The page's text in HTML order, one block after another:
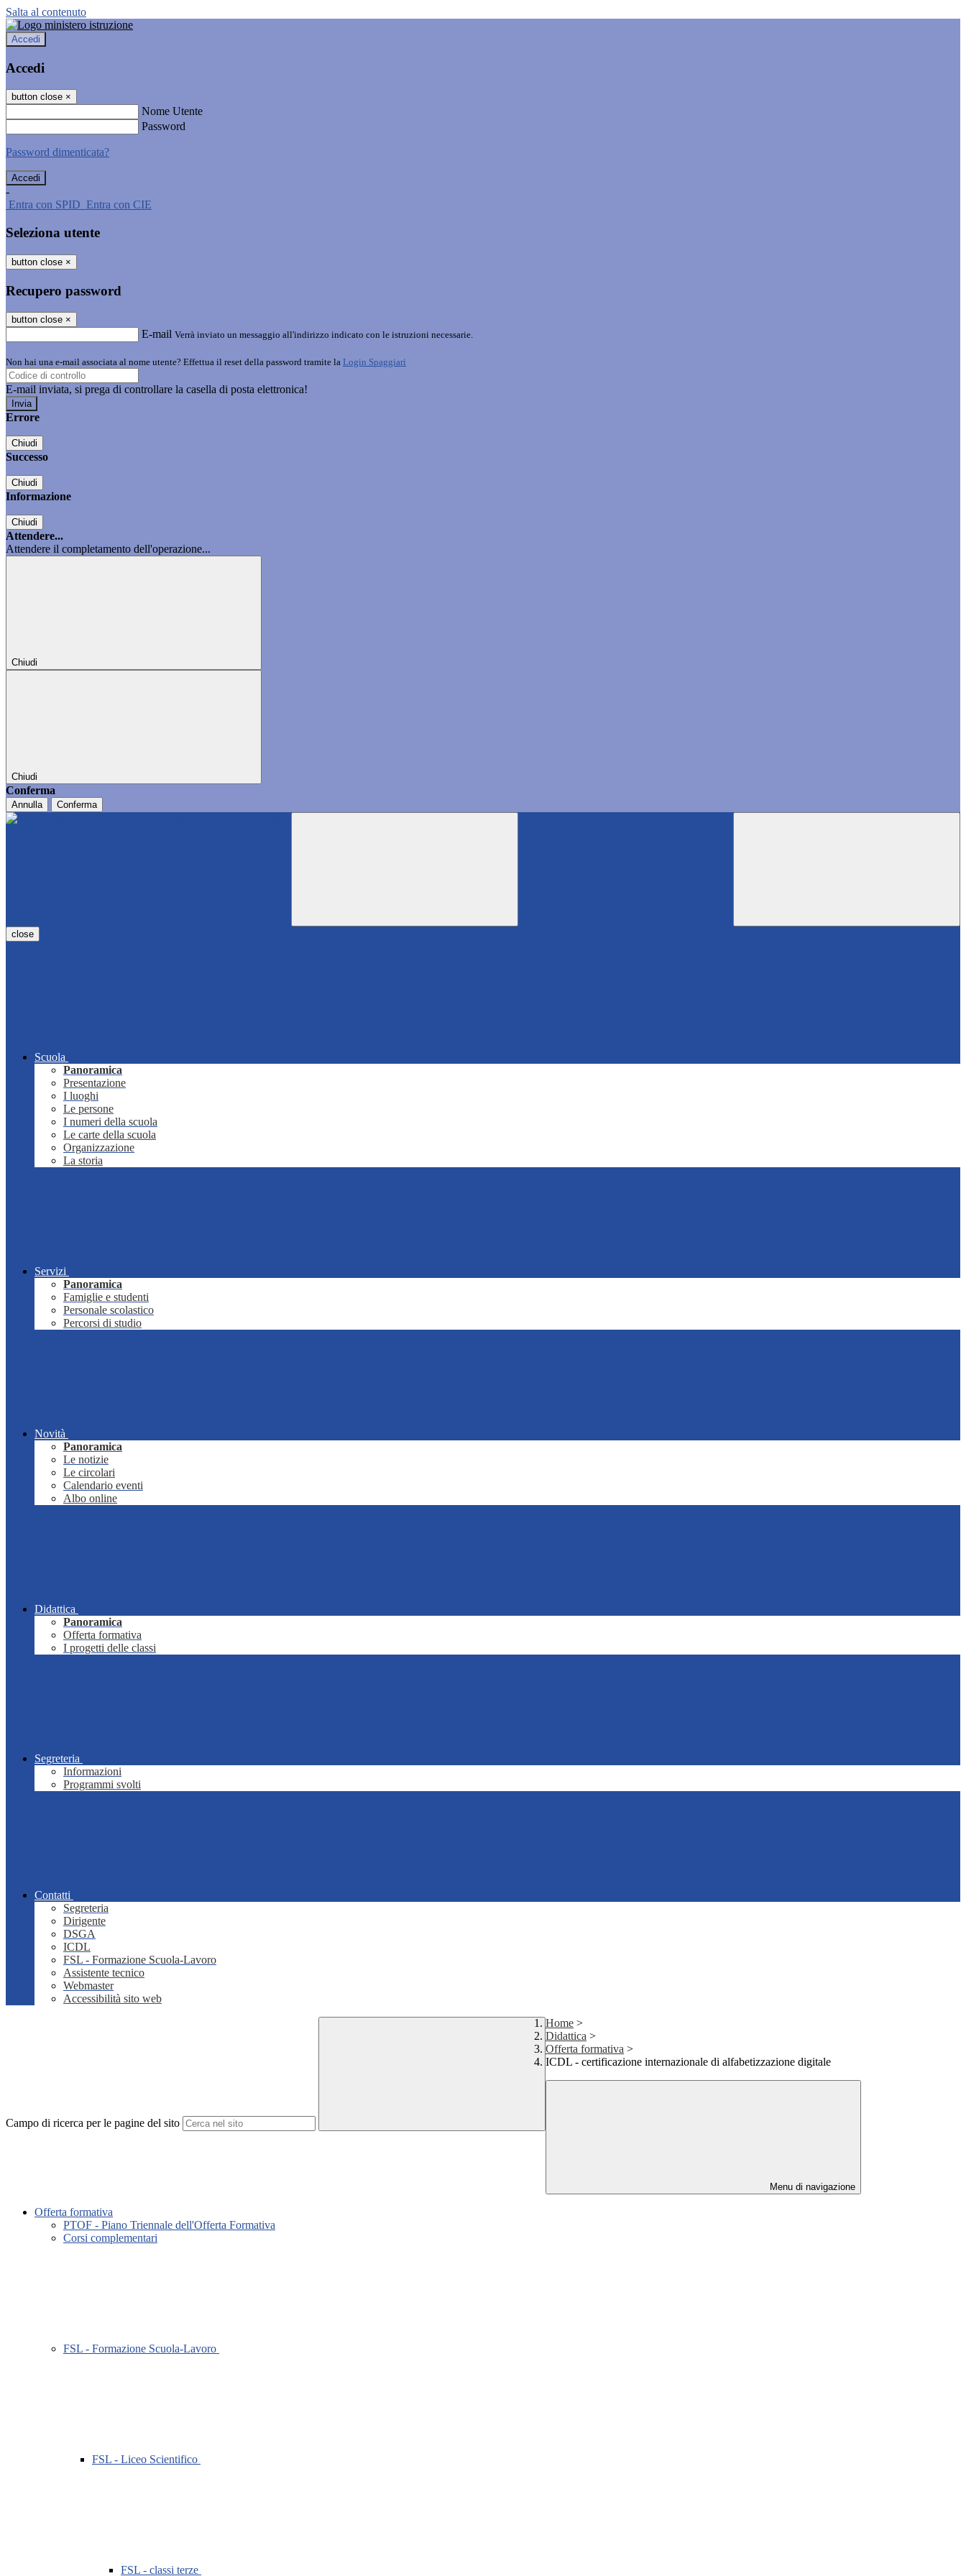
Salta al contenuto
Accedi
Accedi
button close ×
Nome Utente
Password
Password dimenticata?
-
Entra con SPID Entra con CIE
Seleziona utente
button close ×
Recupero password
button close ×
E-mail Verrà inviato un messaggio all'indirizzo indicato con le istruzioni necessarie.
Non hai una e-mail associata al nome utente? Effettua il reset della password tramite la Login Spaggiari
E-mail inviata, si prega di controllare la casella di posta elettronica!
Errore
Chiudi
Successo
Chiudi
Informazione
Chiudi
Attendere...
Attendere il completamento dell'operazione...
Chiudi
Chiudi
Conferma
Annulla Conferma
close
Scuola
Panoramica
Presentazione
I luoghi
Le persone
I numeri della scuola
Le carte della scuola
Organizzazione
La storia
Servizi
Panoramica
Famiglie e studenti
Personale scolastico
Percorsi di studio
Novità
Panoramica
Le notizie
Le circolari
Calendario eventi
Albo online
Didattica
Panoramica
Offerta formativa
I progetti delle classi
Segreteria
Informazioni
Programmi svolti
Contatti
Segreteria
Dirigente
DSGA
ICDL
FSL - Formazione Scuola-Lavoro
Assistente tecnico
Webmaster
Accessibilità sito web
Campo di ricerca per le pagine del sito
Home >
Didattica >
Offerta formativa >
ICDL - certificazione internazionale di alfabetizzazione digitale
Menu di navigazione
Offerta formativa
PTOF - Piano Triennale dell'Offerta Formativa
Corsi complementari
FSL - Formazione Scuola-Lavoro
FSL - Liceo Scientifico
FSL - classi terze